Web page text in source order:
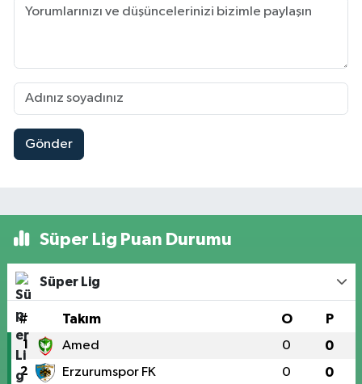
Gönder
Süper Lig Puan Durumu
Süper Lig
# Takım O P
1 Amed 0 0
2 Erzurumspor FK 0 0